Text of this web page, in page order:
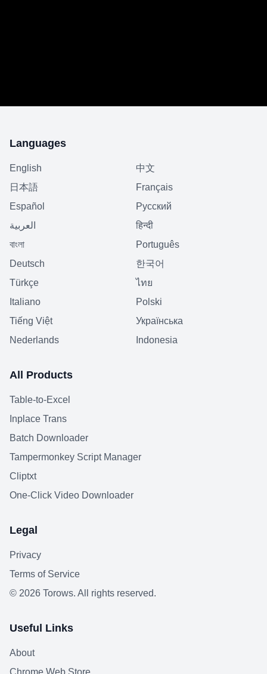
Languages
English
中文
日本語
Français
Español
Русский
العربية
हिन्दी
বাংলা
Português
Deutsch
한국어
Türkçe
ไทย
Italiano
Polski
Tiếng Việt
Українська
Nederlands
Indonesia
All Products
Table-to-Excel
Inplace Trans
Batch Downloader
Tampermonkey Script Manager
Cliptxt
One-Click Video Downloader
Legal
Privacy
Terms of Service
© 2026 Torows. All rights reserved.
Useful Links
About
Chrome Web Store